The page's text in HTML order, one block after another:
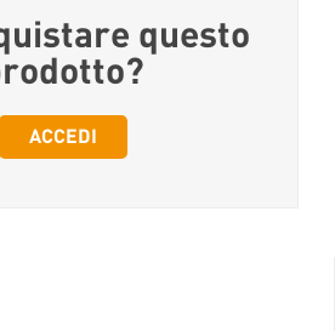
questo
ACCEDI